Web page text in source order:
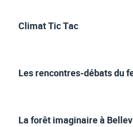
Climat Tic Tac
Les rencontres-débats du
La forêt imaginaire à